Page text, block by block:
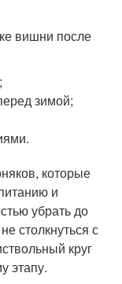
вишни после
зимой;
которые
и
убрать до
столкнуться с
круг
этапу.